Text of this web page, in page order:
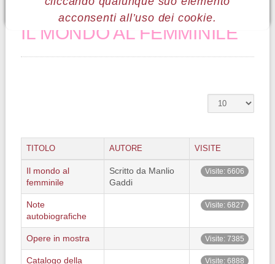
acconsenti all’uso dei cookie.
IL MONDO AL FEMMINILE
TITOLO AUTORE VISITE
Il mondo al
femminile
Scritto da Manlio
Gaddi
Visite: 6606
Note
autobiografiche
Visite: 6827
Opere in mostra Visite: 7385
Catalogo della
Visite: 6888